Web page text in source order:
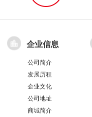
企业信息
公司简介
发展历程
企业文化
公司地址
商城简介